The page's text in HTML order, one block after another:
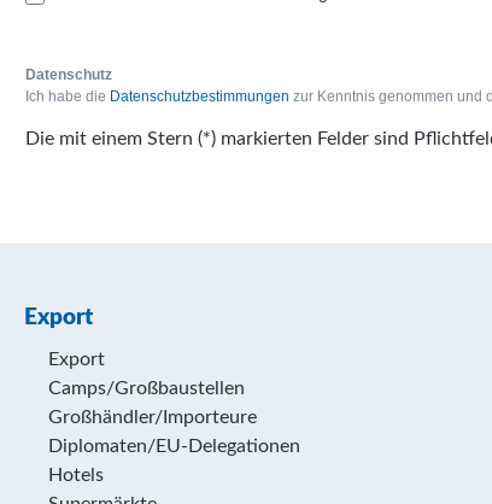
Datenschutz
Ich habe die Datenschutzbestimmungen zur Kenntnis genommen und
Die mit einem Stern (*) markierten Felder sind
Export
Export
Camps/Großbaustellen
Großhändler/Importeure
Diplomaten/EU-Delegationen
Hotels